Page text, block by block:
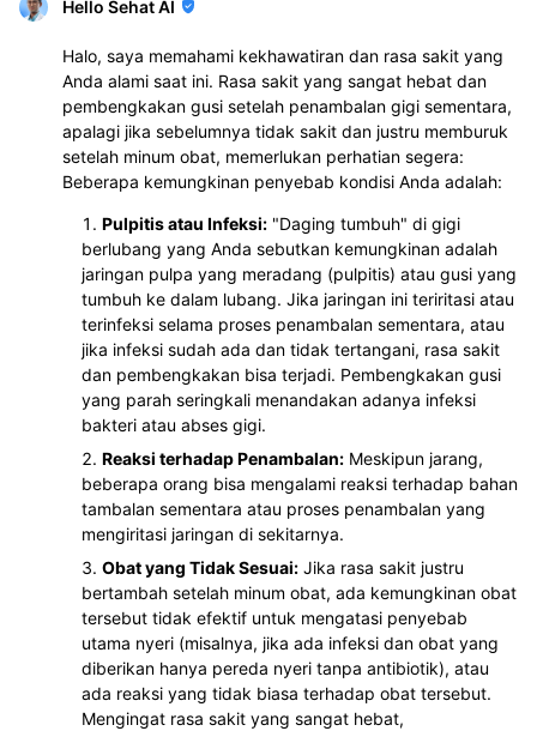
Hello Sehat AI
Halo, saya memahami kekhawatiran dan rasa sakit yang
Anda alami saat ini. Rasa sakit yang sangat hebat dan
pembengkakan gusi setelah penambalan gigi sementara,
apalagi jika sebelumnya tidak sakit dan justru memburuk
setelah minum obat, memerlukan perhatian segera:
Beberapa kemungkinan penyebab kondisi Anda adalah:
Pulpitis atau Infeksi: "Daging tumbuh" di gigi
berlubang yang Anda sebutkan kemungkinan adalah
jaringan pulpa yang meradang (pulpitis) atau gusi yang
tumbuh ke dalam lubang. Jika jaringan ini teriritasi atau
terinfeksi selama proses penambalan sementara, atau
jika infeksi sudah ada dan tidak tertangani, rasa sakit
dan pembengkakan bisa terjadi. Pembengkakan gusi
yang parah seringkali menandakan adanya infeksi
bakteri atau abses gigi.
Reaksi terhadap Penambalan: Meskipun jarang,
beberapa orang bisa mengalami reaksi terhadap bahan
tambalan sementara atau proses penambalan yang
mengiritasi jaringan di sekitarnya.
Obat yang Tidak Sesuai: Jika rasa sakit justru
bertambah setelah minum obat, ada kemungkinan obat
tersebut tidak efektif untuk mengatasi penyebab
utama nyeri (misalnya, jika ada infeksi dan obat yang
diberikan hanya pereda nyeri tanpa antibiotik), atau
ada reaksi yang tidak biasa terhadap obat tersebut.
Mengingat rasa sakit yang sangat hebat,